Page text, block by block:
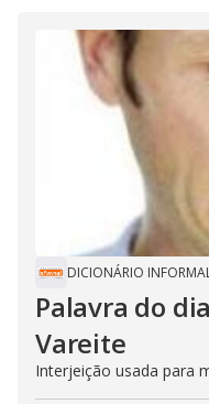
DICIONÁRIO
Palavra do
Vareite
Interjeição usada para